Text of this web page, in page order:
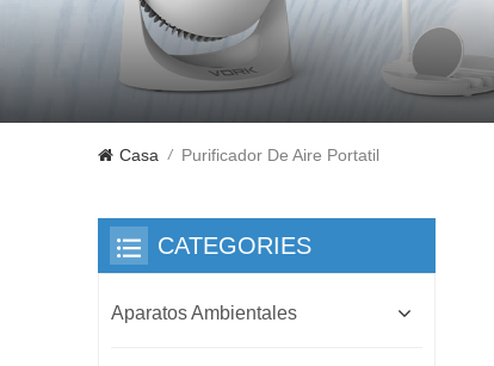
Casa / Purificador De Aire Portatil
CATEGORIES
Aparatos Ambientales